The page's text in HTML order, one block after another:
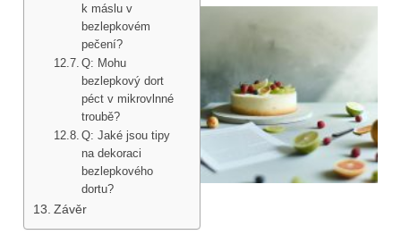
k máslu v
bezlepkovém
pečení?
Q: Mohu
bezlepkový dort
péct v mikrovlnné
troubě?
Q: Jaké jsou tipy
na dekoraci
bezlepkového
dortu?
Závěr